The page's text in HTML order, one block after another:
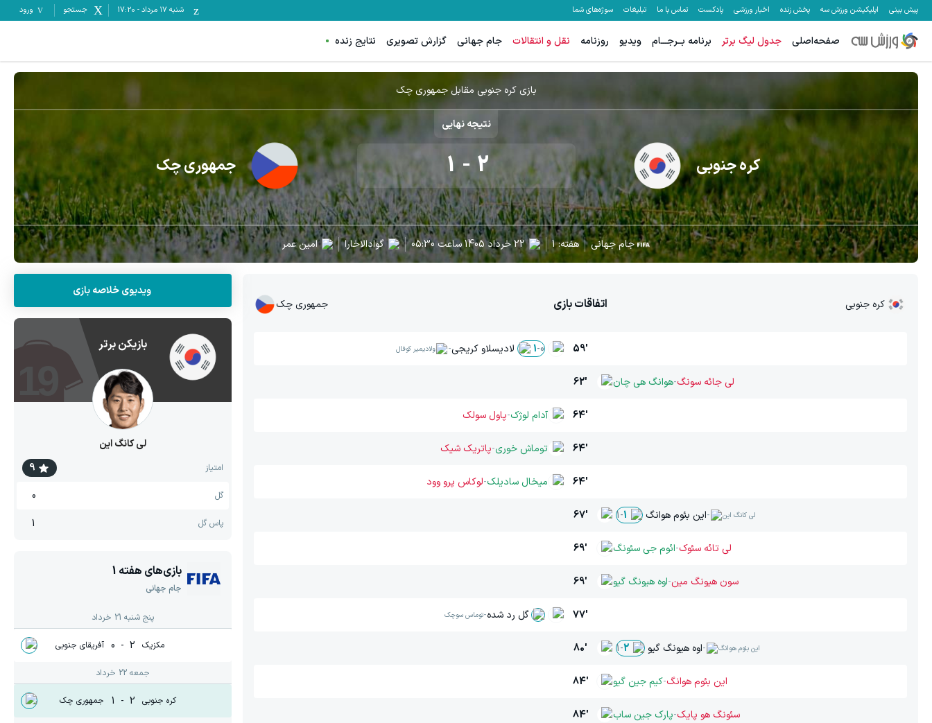
پیش بینی اپلیکیشن ورزش سه پخش زنده اخبار ورزشی پادکست تماس با ما تبلیغات سوژه‌های شما شنبه ۱۷ مرداد -
17:20 جستجو ورود
صفحه‌اصلی جدول لیگ برتر برنامه بــرجـــام ویدیو روزنامه نقل و انتقالات جام جهانی گزارش تصویری نتایج زنده
بازی کره جنوبی مقابل جمهوری چک
نتیجه نهایی
کره جنوبی 2
-
1 جمهوری چک
جام جهانی هفته:1 22 خرداد 1405 ساعت05:30 گوادالاخارا امین عمر
اتفاقات بازی کره جنوبی جمهوری چک
59'
0
-
1 لادیسلاو کریجی- ولادیمیر کوفال
62' هوانگ هی چان-لی جائه سونگ
64' آدام لوژک-پاول سولک
64' ‫توماش خوری-پاتریک شیک
64' ‫میخال سادیلک-لوکاس پرو وود
67' 1
-
1 این بئوم هوانگ- لی کانگ این
69' ائوم جی سئونگ-لی تائه سئوک
69' اوه هیونگ گیو-سون هیونگ مین
77' گل رد شده-توماس سوچک
80' 2
-
1 اوه هیونگ گیو- این بئوم هوانگ
84' کیم جین گیو-این بئوم هوانگ
84' پارک جین ساب-سئونگ هو پایک
ویدیوی خلاصه بازی
بازیکن برتر
لی کانگ این
امتیاز 9
گل 0
پاس گل 1
بازی‌های هفته 1
جام جهانی
پنج شنبه 21 خرداد
مکزیک 2
-
0 آفریقای جنوبی
جمعه 22 خرداد
کره جنوبی 2
-
1 جمهوری چک